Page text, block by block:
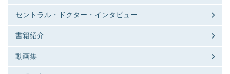
セントラル・ドクター・インタビュー
書籍紹介
動画集